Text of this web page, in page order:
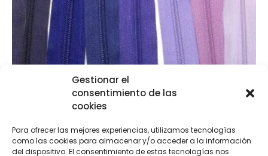
Gestionar el
consentimiento de las
cookies
Para ofrecer las mejores experiencias, utilizamos tecnologías
como las cookies para almacenar y/o acceder a la información
del dispositivo. El consentimiento de estas tecnologías nos
Cremalleras separadoras en tonos lilas y morados
Seleccionar opciones